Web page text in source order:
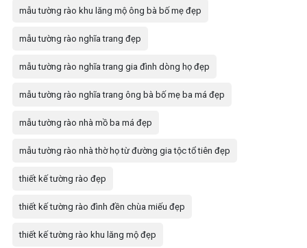
mẫu tường rào khu lăng mộ ông bà bố mẹ đẹp
mẫu tường rào nghĩa trang đẹp
mẫu tường rào nghĩa trang gia đình dòng họ đẹp
mẫu tường rào nghĩa trang ông bà bố mẹ ba má đẹp
mẫu tường rào nhà mồ ba má đẹp
mẫu tường rào nhà thờ họ từ đường gia tộc tổ tiên đẹp
thiết kế tường rào đẹp
thiết kế tường rào đình đền chùa miếu đẹp
thiết kế tường rào khu lăng mộ đẹp